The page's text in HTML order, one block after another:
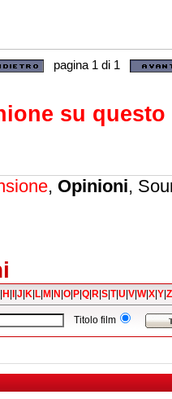
pagina 1 di 1
su
, Opinioni,
H J K L M N O P Q R S T|U V W|X Y Z
Titolo film